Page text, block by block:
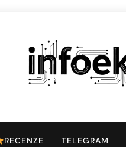
RECENZE TELEGRAM